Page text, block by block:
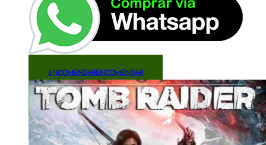
ENCOMENDARENCOMENDAR